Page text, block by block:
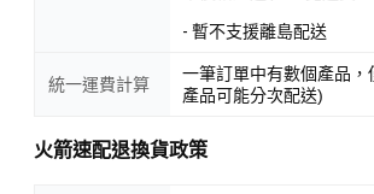
- 暫不支援離島配送
統一運費計算
一筆訂單中有數個產品，
產品可能分次配送)
火箭速配退換貨政策